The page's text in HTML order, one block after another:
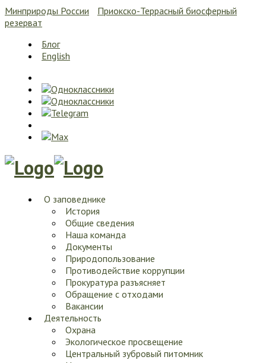
Минприроды России
Приокско-Террасный биосферный
резерват
Блог
English
О заповеднике
История
Общие сведения
Наша команда
Документы
Природопользование
Противодействие коррупции
Прокуратура разъясняет
Обращение с отходами
Вакансии
Деятельность
Охрана
Экологическое просвещение
Центральный зубровый питомник